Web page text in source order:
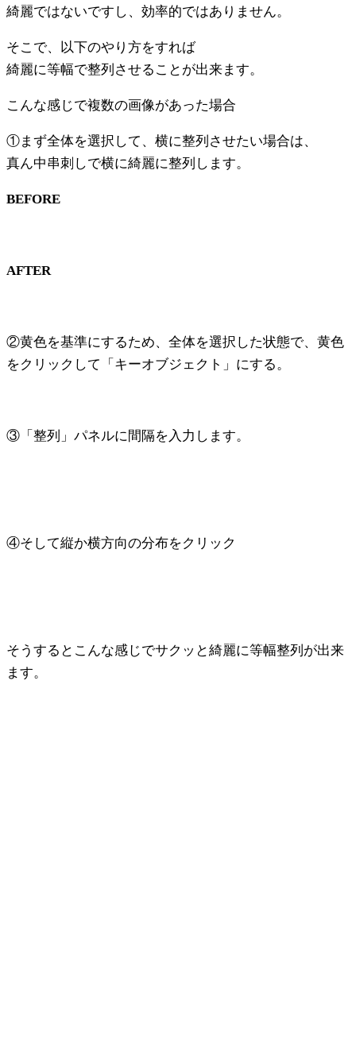
綺麗ではないですし、効率的ではありません。
そこで、以下のやり方をすれば
綺麗に等幅で整列させることが出来ます。
こんな感じで複数の画像があった場合
①まず全体を選択して、横に整列させたい場合は、
真ん中串刺しで横に綺麗に整列します。
BEFORE
AFTER
②黄色を基準にするため、全体を選択した状態で、黄色
をクリックして「キーオブジェクト」にする。
③「整列」パネルに間隔を入力します。
④そして縦か横方向の分布をクリック
そうするとこんな感じでサクッと綺麗に等幅整列が出来
ます。